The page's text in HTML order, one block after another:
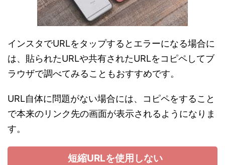
インスタでURLをタップするとエラーになる場合に
は、貼られたURLや共有されたURLをコピペしてブ
ラウザで調べてみることもおすすめです。
URL自体に問題がない場合には、コピペをすること
で本来のリンク先の画面が表示されるようになりま
す。
短縮URLを使用しない